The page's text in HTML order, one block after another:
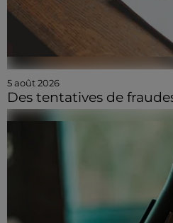
5 août 2026
Des tentatives de